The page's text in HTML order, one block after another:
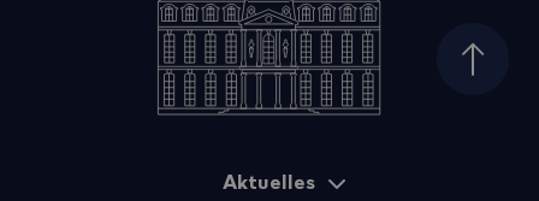
Aktuelles